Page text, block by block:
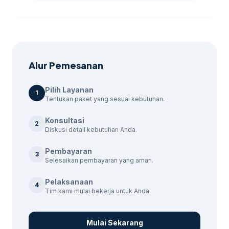
conversion rate, dan ROAS.
Checklist Sebelum
Memilih Vendor SEM di
Minta contoh dashboard atau laporan
konfidensial klien)
menggunakan Google Keyword Planner,
Alur Pemesanan
1 Pilih Layanan
Tentukan paket yang sesuai kebutuhan.
2 Konsultasi
Diskusi detail kebutuhan Anda.
3 Pembayaran
Selesaikan pembayaran yang aman.
4 Pelaksanaan
Tim kami mulai bekerja untuk Anda.
Mulai Sekarang